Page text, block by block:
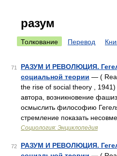
разум
Толкование Перевод
71
РАЗУМ И РЕВОЛЮЦИЯ.
социальной теории — (
the rise of social theory ,
автора, возникновение
осмыслить философию
стремление показать
Социология: Энциклопедия
72
РАЗУМ И РЕВОЛЮЦИЯ.